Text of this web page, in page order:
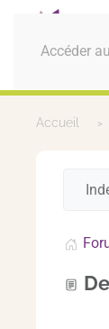
Accéder
Accueil